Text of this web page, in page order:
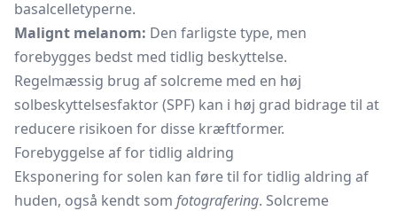
basalcelletyperne.
Malignt melanom: Den farligste type, men
forebygges bedst med tidlig beskyttelse.
Regelmæssig brug af solcreme med en høj
solbeskyttelsesfaktor (SPF) kan i høj grad bidrage til at
reducere risikoen for disse kræftformer.
Forebyggelse af for tidlig aldring
Eksponering for solen kan føre til for tidlig aldring af
huden, også kendt som fotografering. Solcreme